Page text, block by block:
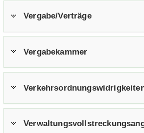
Ver­ga­be/Ver­trä­ge
Ver­ga­be­kam­mer